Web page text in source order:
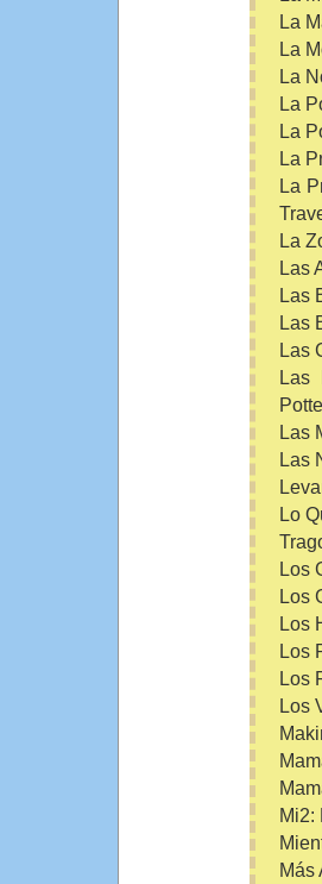
La
La
La
La
La
La
La
La
Las
Las
Las
Las
Las
Las
Las
Lo
Los
Los
Los
Los
Los
Los
Mi2:
Más